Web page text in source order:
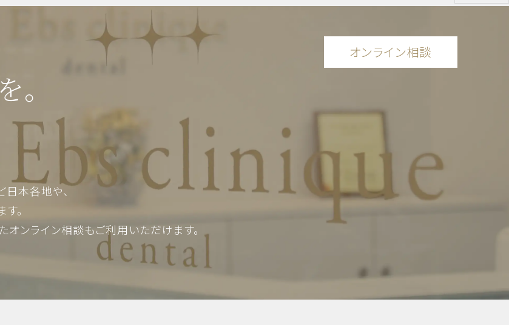
虫歯・歯周病・根管治療 他
日本各地や、
。
オンライン相談もご利用いただけます。
オンライン相談